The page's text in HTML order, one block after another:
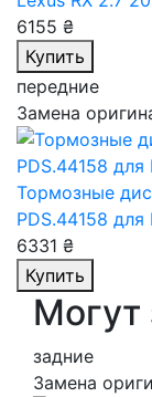
6155 ₴
Купить
передние
Замена
Тормозные
PDS.44158 для
6331 ₴
Купить
Могут
задние
Замена